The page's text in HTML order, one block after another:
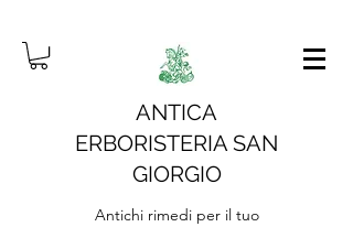
ANTICA
ERBORISTERIA SAN
GIORGIO
Antichi rimedi per il tuo